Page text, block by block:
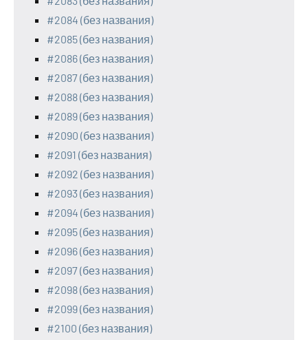
#2084 (без названия)
#2085 (без названия)
#2086 (без названия)
#2087 (без названия)
#2088 (без названия)
#2089 (без названия)
#2090 (без названия)
#2091 (без названия)
#2092 (без названия)
#2093 (без названия)
#2094 (без названия)
#2095 (без названия)
#2096 (без названия)
#2097 (без названия)
#2098 (без названия)
#2099 (без названия)
#2100 (без названия)